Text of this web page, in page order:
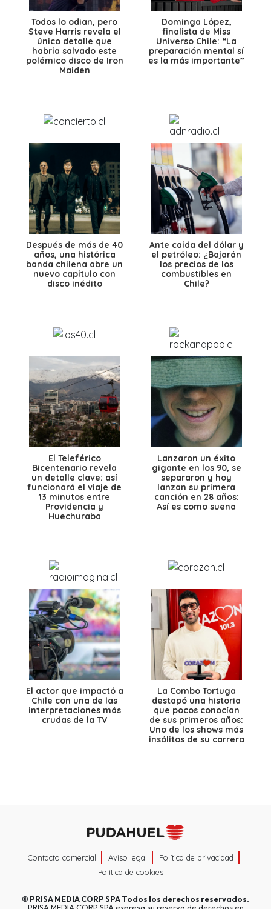
Todos lo odian, pero
Steve Harris revela el
único detalle que
habría salvado este
polémico disco de Iron
Maiden
Dominga López,
finalista de Miss
Universo Chile: “La
preparación mental sí
es la más importante”
Después de más de 40
años, una histórica
banda chilena abre un
nuevo capítulo con
disco inédito
Ante caída del dólar y
el petróleo: ¿Bajarán
los precios de los
combustibles en
Chile?
El Teleférico
Bicentenario revela
un detalle clave: así
funcionará el viaje de
13 minutos entre
Providencia y
Huechuraba
Lanzaron un éxito
gigante en los 90, se
separaron y hoy
lanzan su primera
canción en 28 años:
Así es como suena
El actor que impactó a
Chile con una de las
interpretaciones más
crudas de la TV
La Combo Tortuga
destapó una historia
que pocos conocían
de sus primeros años:
Uno de los shows más
insólitos de su carrera
Contacto comercial Aviso legal
Política de privacidad
Política de cookies
© PRISA MEDIA CORP SPATodos los derechos reservados.